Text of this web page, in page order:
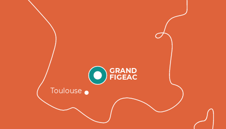
GRAND
FIGEAC
Toulouse